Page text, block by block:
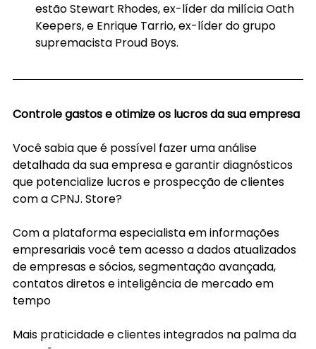
estão Stewart Rhodes, ex-líder da milícia Oath
Keepers, e Enrique Tarrio, ex-líder do grupo
supremacista Proud Boys.
Controle gastos e otimize os lucros da sua empresa
Você sabia que é possível fazer uma análise
detalhada da sua empresa e garantir diagnósticos
que potencialize lucros e prospecção de clientes
com a CPNJ. Store?
Com a plataforma especialista em informações
empresariais você tem acesso a dados atualizados
de empresas e sócios, segmentação avançada,
contatos diretos e inteligência de mercado em
tempo
Mais praticidade e clientes integrados na palma da